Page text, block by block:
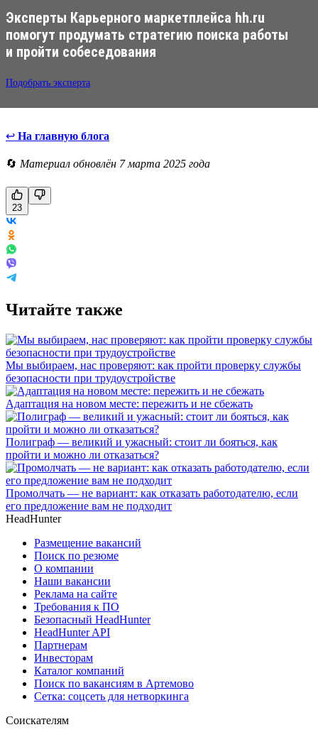
Эксперты Карьерного маркетплейса hh.ru
помогут продумать стратегию поиска работы
и пройти собеседования
Подобрать эксперта
↩ На главную блога
🔄 Материал обновлён 7 марта 2025 года
23
Читайте также
Мы выбираем, нас проверяют: как пройти проверку службы
безопасности при трудоустройстве
Адаптация на новом месте: пережить и не сбежать
Полиграф — великий и ужасный: стоит ли бояться, как
пройти и можно ли отказаться?
Промолчать — не вариант: как отказать работодателю, если
его предложение вам не подходит
HeadHunter
Размещение вакансий
Поиск по резюме
О компании
Наши вакансии
Реклама на сайте
Требования к ПО
Безопасный HeadHunter
HeadHunter API
Партнерам
Инвесторам
Каталог компаний
Поиск по вакансиям в Артемово
Сетка: соцсеть для нетворкинга
Соискателям